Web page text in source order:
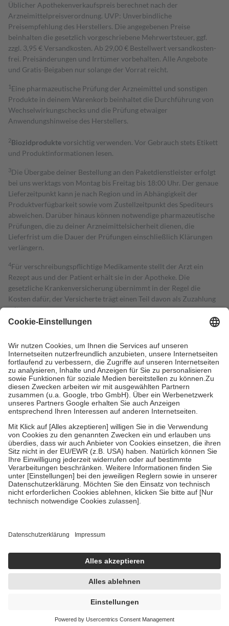
Üblicher Apothekenverkaufspreis berechnet nach der
Arzneimittelpreisverordnung. UVP: Unverbindliche
Preisempfehlung des Herstellers. Die angegebenen Preise
beinhalten die gesetzlich vorgeschriebene Mehrwertsteuer, ggf.
zzgl. 3,95 € Versandkosten. Ab 29,00 € Bestell­wert versand­kosten­
frei. Preisänderungen und Irrtümer vorbehalten. Alle Angebote
und Gratis-Beigaben nur solange der Vorrat reicht.
1 Eine pharmazeutische Prüfung der Arzneimittel und sonstigen
Produkte in deinem Warenkorb beinhaltet die Durchführung von
Wechselwirkungschecks und die Prüfung etwaiger
Anwendungshinweise des Herstellers.
2Biozidproduktevorsichtig verwenden. Vor Gebrauch stets Etikett
und Produktinformationen lesen.
3Die Übergabe deiner Bestellung an den Paketdienstleister erfolgt
bei uns werktags von Montag bis Freitag bis 18:00 Uhr. Der genaue
Lieferzeitpunkt kann je nach Region und in Abhängigkeit der
Produktverfügbarkeit sowie vom Zustellzeitpunkt des Spediteurs
abweichen. Darüber hinaus können notwendige pharmazeutische
Prüfungen, die zu deiner Arzneimittelsicherheit dienen, die
Lieferfrist um die Dauer der Prüfungen einschließlich Klärungen
verlängern.
4Für verschreibungspflichtige Medikamente stellt der Arzt ein
Rezept aus und der Patient erhält sie in der Apotheke. Die
gesetzliche Krankenversicherung übernimmt in der Regel die
Kosten dafür, der Versicherte trägt einen Teil davon als Zuzahlung
mit.
Grundsätzlich leisten Mitglieder Zuzahlungen in Höhe von zehn
höchstens zehn Euro.
Es sind jedoch nie mehr als die tatsächlichen
Kosten der Leistung zu entrichten.
Diese Regeln gelten grundsätzlich auch für Online-Apotheken.
Bei Heilmitteln und häuslicher Krankenpflege beträgt die
Zuzahlung zehn Prozent der Kosten sowie zehn Euro je
Verordnung.
Um das Engagement der Versicherten für ihre eigene Gesundheit zu
stärken und die besondere Stellung der Familie zu unterstützen,
fallenkeine Zuzahlungenan bei:
• Kindern und Jugendlichen bis zum vollendeten 18. Lebensjahr
mit Ausnahme der Fahrkosten
• Untersuchungen zur Vorsorge und Früherkennung, die von der
GKV getragen werden
• empfohlenen Schutzimpfungen
• Harn- und Blutteststreifen
getroffen, um sicherzustellen, dass es sich um echte Bewertungen
https://help.etrusted.com/hc/de/articles/4419944605341
Einige Bilder und Inhalte wurden unter Zuhilfenahme künstlicher